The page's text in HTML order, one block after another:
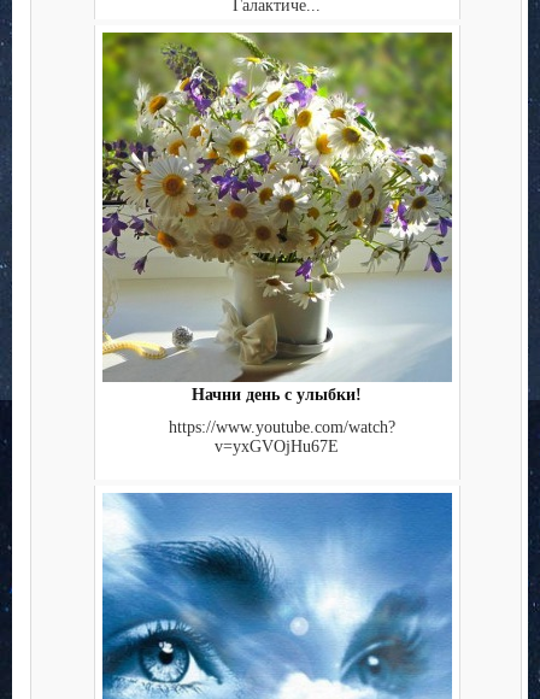
Галактиче...
Начни день с улыбки!
https://www.youtube.com/watch?
v=yxGVOjHu67E